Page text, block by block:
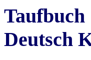
Deutsch